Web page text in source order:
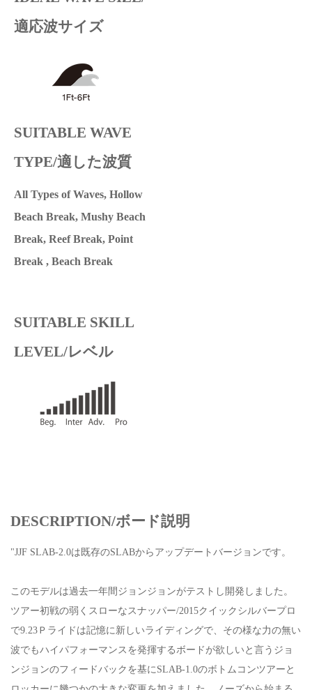
適応波サイズ
SUITABLE WAVE
TYPE/適した波質
All Types of Waves, Hollow
Beach Break, Mushy Beach
Break, Reef Break, Point
Break , Beach Break
SUITABLE SKILL
LEVEL/レベル
DESCRIPTION/ボード説明
"JJF SLAB-2.0は既存のSLABからアップデートバージョンです。
このモデルは過去一年間ジョンジョンがテストし開発しました。
ツアー初戦の弱くスローなスナッパー/2015クイックシルバープロ
で9.23Ｐライドは記憶に新しいライディングで、その様な力の無い
波でもハイパフォーマンスを発揮するボードが欲しいと言うジョ
ンジョンのフィードバックを基にSLAB-1.0のボトムコンツアーと